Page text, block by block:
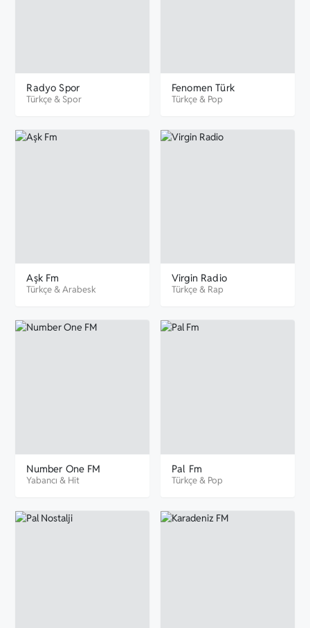
Radyo Spor
Türkçe& Spor
Fenomen Türk
Türkçe& Pop
Aşk Fm
Türkçe&Arabesk
Virgin Radio
Türkçe& Rap
Number One FM
Yabancı & Hit
Pal Fm
Türkçe& Pop